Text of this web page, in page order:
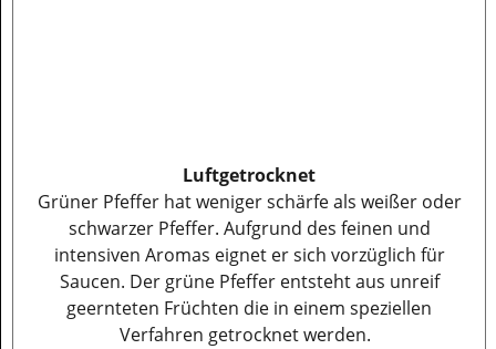
Luftgetrocknet
Grüner Pfeffer hat weniger schärfe als weißer oder
schwarzer Pfeffer. Aufgrund des feinen und
intensiven Aromas eignet er sich vorzüglich für
Saucen. Der grüne Pfeffer entsteht aus unreif
geernteten Früchten die in einem speziellen
Verfahren getrocknet werden.